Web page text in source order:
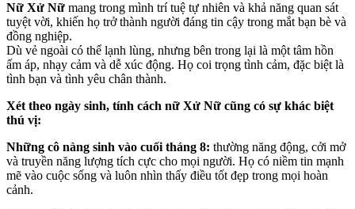
Nữ Xử Nữ mang trong mình trí tuệ tự nhiên và khả năng quan sát
tuyệt vời, khiến họ trở thành người đáng tin cậy trong mắt bạn bè và
đồng nghiệp.
Dù vẻ ngoài có thể lạnh lùng, nhưng bên trong lại là một tâm hồn
ấm áp, nhạy cảm và dễ xúc động. Họ coi trọng tình cảm, đặc biệt là
tình bạn và tình yêu chân thành.
Xét theo ngày sinh, tính cách nữ Xử Nữ cũng có sự khác biệt
thú vị:
Những cô nàng sinh vào cuối tháng 8: thường năng động, cởi mở
và truyền năng lượng tích cực cho mọi người. Họ có niềm tin mạnh
mẽ vào cuộc sống và luôn nhìn thấy điều tốt đẹp trong mọi hoàn
cảnh.